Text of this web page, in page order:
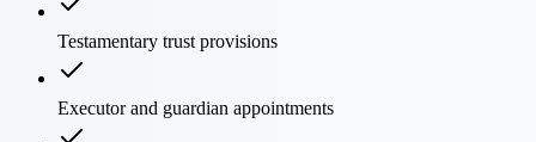
Testamentary trust provisions
Executor and guardian appointments